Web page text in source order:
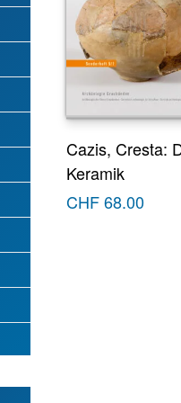
Cazis, Cresta:
Keramik
CHF68.00